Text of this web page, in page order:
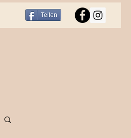
Teilen